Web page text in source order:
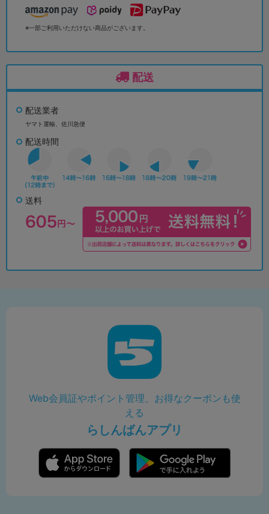
※一部ご利用いただけない商品がございます。
配送
配送業者
ヤマト運輸、佐川急便
配送時間
送料
Web会員証やポイント管理、お得なクーポンも使
える
らしんばんアプリ